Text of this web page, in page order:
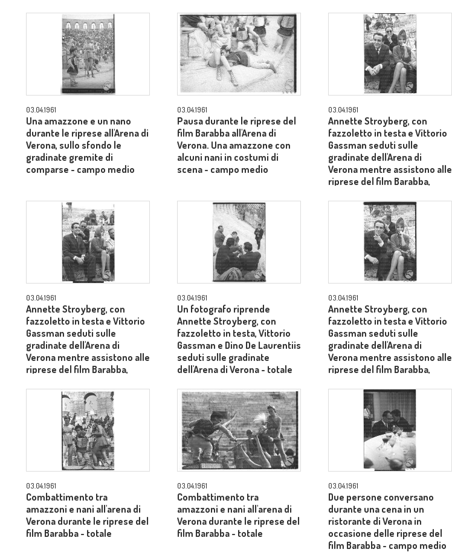
03.04.1961
Una amazzone e un nano
durante le riprese all'Arena di
Verona, sullo sfondo le
gradinate gremite di
comparse - campo medio
03.04.1961
Pausa durante le riprese del
film Barabba all'Arena di
Verona. Una amazzone con
alcuni nani in costumi di
scena - campo medio
03.04.1961
Annette Stroyberg, con
fazzoletto in testa e Vittorio
Gassman seduti sulle
gradinate dell'Arena di
Verona mentre assistono alle
riprese del film Barabba,
Laurentiis - totale
03.04.1961
Annette Stroyberg, con
fazzoletto in testa e Vittorio
Gassman seduti sulle
gradinate dell'Arena di
Verona mentre assistono alle
riprese del film Barabba,
Laurentiis - totale
03.04.1961
Un fotografo riprende
Annette Stroyberg, con
fazzoletto in testa, Vittorio
Gassman e Dino De Laurentiis
seduti sulle gradinate
dell'Arena di Verona - totale
03.04.1961
Annette Stroyberg, con
fazzoletto in testa e Vittorio
Gassman seduti sulle
gradinate dell'Arena di
Verona mentre assistono alle
riprese del film Barabba,
Laurentiis - totale
03.04.1961
Combattimento tra
amazzoni e nani all'arena di
Verona durante le riprese del
film Barabba - totale
03.04.1961
Combattimento tra
amazzoni e nani all'arena di
Verona durante le riprese del
film Barabba - totale
03.04.1961
Due persone conversano
durante una cena in un
ristorante di Verona in
occasione delle riprese del
film Barabba - campo medio